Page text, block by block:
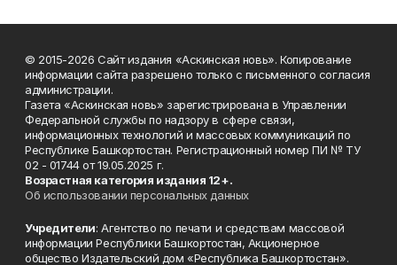
© 2015-2026 Сайт издания «Аскинская новь». Копирование
информации сайта разрешено только с письменного согласия
администрации.
Газета «Аскинская новь» зарегистрирована в Управлении
Федеральной службы по надзору в сфере связи,
информационных технологий и массовых коммуникаций по
Республике Башкортостан. Регистрационный номер ПИ № ТУ
02 - 01744 от 19.05.2025 г.
Возрастная категория издания 12+.
Об использовании персональных данных
Учредители: Агентство по печати и средствам массовой
информации Республики Башкортостан, Акционерное
общество Издательский дом «Республика Башкортостан».